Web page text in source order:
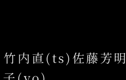
内直(ts)佐藤芳明